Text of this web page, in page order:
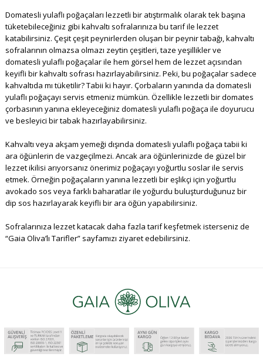
Domatesli yulaflı poğaçaları lezzetli bir atıştırmalık olarak tek başına
tüketebileceğiniz gibi kahvaltı sofralarınıza bu tarif ile lezzet
katabilirsiniz. Çeşit çeşit peynirlerden oluşan bir peynir tabağı, kahvaltı
sofralarının olmazsa olmazı zeytin çeşitleri, taze yeşillikler ve
domatesli yulaflı poğaçalar ile hem görsel hem de lezzet açısından
keyifli bir kahvaltı sofrası hazırlayabilirsiniz. Peki, bu poğaçalar sadece
kahvaltıda mı tüketilir? Tabii ki hayır. Çorbaların yanında da domatesli
yulaflı poğaçayı servis etmeniz mümkün. Özellikle lezzetli bir domates
çorbasının yanına ekleyeceğiniz domatesli yulaflı poğaça ile doyurucu
ve besleyici bir tabak hazırlayabilirsiniz.
Kahvaltı veya akşam yemeği dışında domatesli yulaflı poğaça tabii ki
ara öğünlerin de vazgeçilmezi. Ancak ara öğünlerinizde de güzel bir
lezzet ikilisi arıyorsanız önerimiz poğaçayı yoğurtlu soslar ile servis
etmek. Örneğin poğaçaların yanına lezzetli bir eşlikçi için yoğurtlu
avokado sos veya farklı baharatlar ile yoğurdu buluşturduğunuz bir
dip sos hazırlayarak keyifli bir ara öğün yapabilirsiniz.
Sofralarınıza lezzet katacak daha fazla tarif keşfetmek isterseniz de
“Gaia Oliva’lı Tarifler” sayfamızı ziyaret edebilirsiniz.